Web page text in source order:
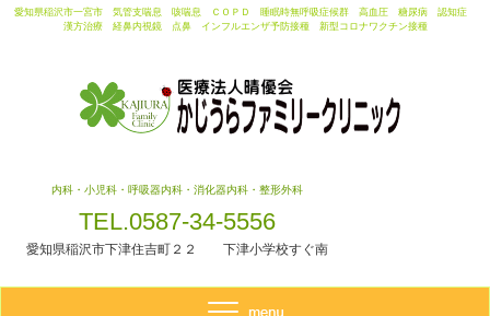
愛知県稲沢市一宮市 気管支喘息 咳喘息 ＣＯＰＤ 睡眠時無呼吸症候群 高血圧 糖尿病 認知症
漢方治療 経鼻内視鏡 点鼻 インフルエンザ予防接種 新型コロナワクチン接種
内科・小児科・呼吸器内科・消化器内科・整形外科
TEL.0587-34-5556
愛知県稲沢市下津住吉町２２ 下津小学校すぐ南